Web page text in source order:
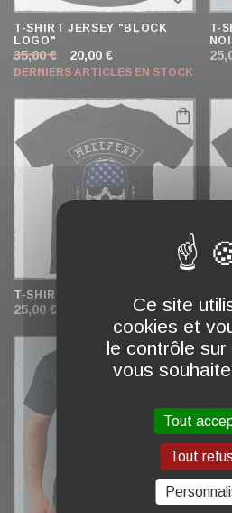
T-SHIRT JERSEY "BLOCK
LOGO"
35,00 € 20,00 €
DERNIERS ARTICLES EN STOCK
T-
favorite_border
T-SHIRT "HELLBANGER"
25,00 €
T-
favorite_border
Ce site
cookies et
le contrôle sur
vous
Tout
Tout